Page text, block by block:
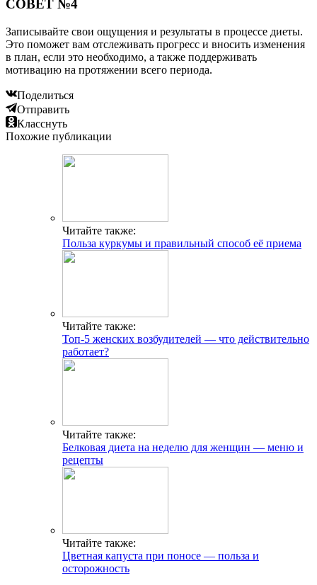
СОВЕТ №4
Записывайте свои ощущения и результаты в процессе диеты.
Это поможет вам отслеживать прогресс и вносить изменения
в план, если это необходимо, а также поддерживать
мотивацию на протяжении всего периода.
Поделиться
Отправить
Класснуть
Похожие публикации
Читайте также:
Польза куркумы и правильный способ её приема
Читайте также:
Топ-5 женских возбудителей — что действительно
работает?
Читайте также:
Белковая диета на неделю для женщин — меню и
рецепты
Читайте также:
Цветная капуста при поносе — польза и
осторожность